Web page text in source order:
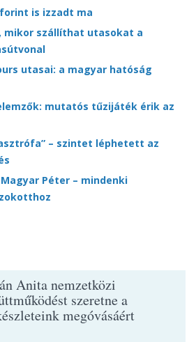
is izzadt ma
mikor szállíthat utasokat a
utasai: a magyar hatóság
mutatós tűzijáték érik az
– szintet léphetett az
Péter – mindenki
Anita nemzetközi
szeretne a
megóvásáért